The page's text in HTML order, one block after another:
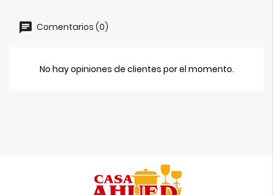
Comentarios (0)
No hay opiniones de clientes por el momento.